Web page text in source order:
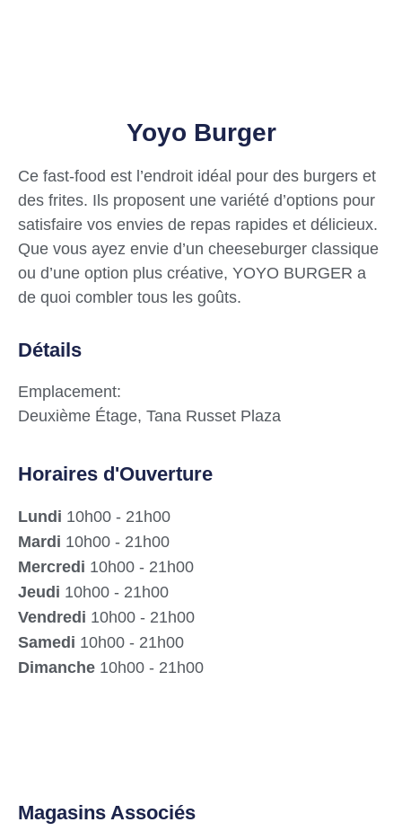
Yoyo Burger
Ce fast-food est l’endroit idéal pour des burgers et
des frites. Ils proposent une variété d’options pour
satisfaire vos envies de repas rapides et délicieux.
Que vous ayez envie d’un cheeseburger classique
ou d’une option plus créative, YOYO BURGER a
de quoi combler tous les goûts.
Détails
Emplacement:
Deuxième Étage, Tana Russet Plaza
Horaires d'Ouverture
Lundi 10h00 - 21h00
Mardi 10h00 - 21h00
Mercredi 10h00 - 21h00
Jeudi 10h00 - 21h00
Vendredi 10h00 - 21h00
Samedi 10h00 - 21h00
Dimanche 10h00 - 21h00
Magasins Associés